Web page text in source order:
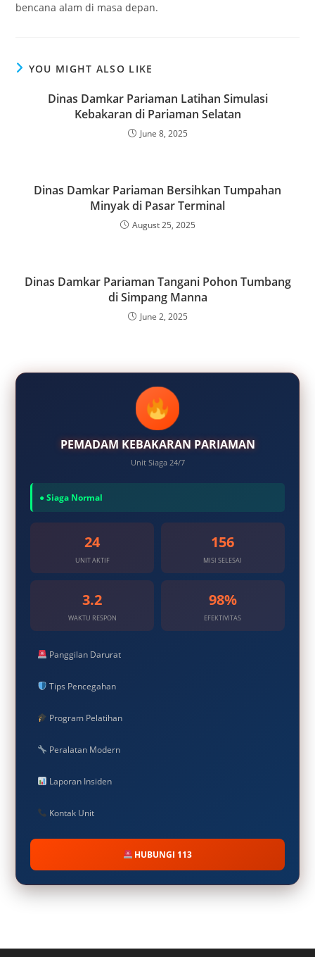
bencana alam di masa depan.
YOU MIGHT ALSO LIKE
Dinas Damkar Pariaman Latihan Simulasi
Kebakaran di Pariaman Selatan
June 8, 2025
Dinas Damkar Pariaman Bersihkan Tumpahan
Minyak di Pasar Terminal
August 25, 2025
Dinas Damkar Pariaman Tangani Pohon Tumbang
di Simpang Manna
June 2, 2025
PEMADAM KEBAKARAN PARIAMAN
Unit Siaga 24/7
● Siaga Normal
24
UNIT AKTIF
156
MISI SELESAI
3.2
WAKTU RESPON
98%
EFEKTIVITAS
Panggilan Darurat
Tips Pencegahan
Program Pelatihan
Peralatan Modern
Laporan Insiden
Kontak Unit
HUBUNGI 113